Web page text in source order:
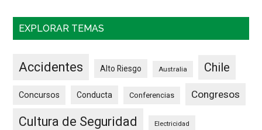
EXPLORAR TEMAS
Accidentes Alto Riesgo Australia Chile
Concursos Conducta Conferencias Congresos
Cultura de Seguridad Electricidad